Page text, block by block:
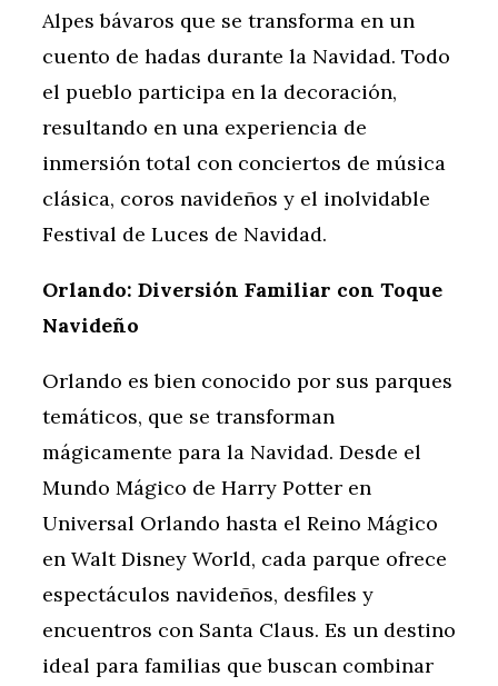
Alpes bávaros que se transforma en un
cuento de hadas durante la Navidad. Todo
el pueblo participa en la decoración,
resultando en una experiencia de
inmersión total con conciertos de música
clásica, coros navideños y el inolvidable
Festival de Luces de Navidad.
Orlando: Diversión Familiar con Toque
Navideño
Orlando es bien conocido por sus parques
temáticos, que se transforman
mágicamente para la Navidad. Desde el
Mundo Mágico de Harry Potter en
Universal Orlando hasta el Reino Mágico
en Walt Disney World, cada parque ofrece
espectáculos navideños, desfiles y
encuentros con Santa Claus. Es un destino
ideal para familias que buscan combinar